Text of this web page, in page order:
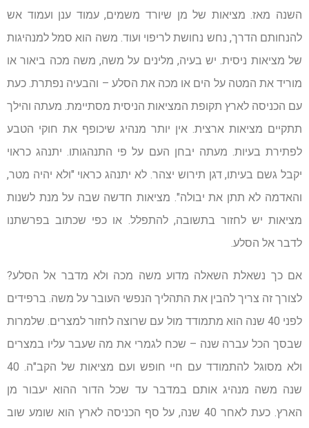
השנה מאז. מציאות של מן שיורד משמים, עמוד ענן ועמוד אש
להנחותם הדרך, נחש נחושת לריפוי ועוד. משה הוא סמל למנהיגות
של מציאות ניסית. יש בעיה, מלינים על משה, משה מכה ביאור או
מוריד את המטה על הים או מכה את הסלע – והבעיה נפתרת. כעת
עם הכניסה לארץ תקופת המציאות הניסית מסתיימת. מעתה והילך
תתקיים מציאות ארצית. אין יותר מנהיג שיכופף את חוקי הטבע
לפתירת בעיות. מעתה יבחן העם על פי התנהגותו. יתנהג כראוי
יקבל גשם בעיתו, דגן תירוש יצהר. לא יתנהג כראוי "ולא יהיה מטר,
והאדמה לא תתן את יבולה". מציאות חדשה שבה על מנת לשנות
מציאות יש לחזור בתשובה, להתפלל. או כפי שכתוב בפרשתנו
לדבר אל הסלע.
אם כך נשאלת השאלה מדוע משה מכה ולא מדבר אל הסלע?
לצורך זה צריך להבין את התהליך הנפשי העובר על משה. ברפידים
לפני 40 שנה הוא מתמודד מול עם שרוצה לחזור למצרים. שלמרות
שבסך הכל עברה שנה – שכח לגמרי את מה שעבר עליו במצרים
ולא מסוגל להתמודד עם חיי חופש ועם מציאות של הקב"ה. 40
שנה משה מנהיג אותם במדבר עד שכל הדור ההוא יעבור מן
הארץ. כעת לאחר 40 שנה, על סף הכניסה לארץ הוא שומע שוב